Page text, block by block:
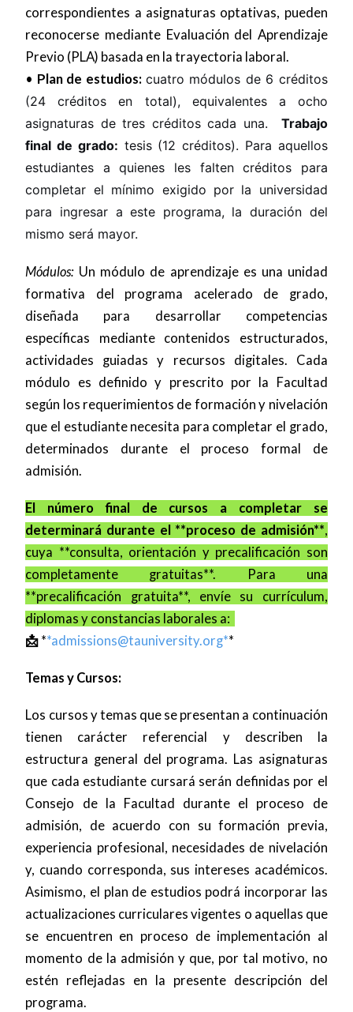
correspondientes a asignaturas optativas, pueden
reconocerse mediante Evaluación del Aprendizaje
Previo (PLA) basada en la trayectoria laboral.
• Plan de estudios: cuatro módulos de 6 créditos
(24 créditos en total), equivalentes a ocho
asignaturas de tres créditos cada una. Trabajo
final de grado: tesis (12 créditos). Para aquellos
estudiantes a quienes les falten créditos para
completar el mínimo exigido por la universidad
para ingresar a este programa, la duración del
mismo será mayor.
Módulos: Un módulo de aprendizaje es una unidad
formativa del programa acelerado de grado,
diseñada para desarrollar competencias
específicas mediante contenidos estructurados,
actividades guiadas y recursos digitales. Cada
módulo es definido y prescrito por la Facultad
según los requerimientos de formación y nivelación
que el estudiante necesita para completar el grado,
determinados durante el proceso formal de
admisión.
El número final de cursos a completar se
determinará durante el **proceso de admisión**,
cuya **consulta, orientación y precalificación son
completamente gratuitas**. Para una
**precalificación gratuita**, envíe su currículum,
diplomas y constancias laborales a:
📩 **admissions@tauniversity.org**
Temas y Cursos:
Los cursos y temas que se presentan a continuación
tienen carácter referencial y describen la
estructura general del programa. Las asignaturas
que cada estudiante cursará serán definidas por el
Consejo de la Facultad durante el proceso de
admisión, de acuerdo con su formación previa,
experiencia profesional, necesidades de nivelación
y, cuando corresponda, sus intereses académicos.
Asimismo, el plan de estudios podrá incorporar las
actualizaciones curriculares vigentes o aquellas que
se encuentren en proceso de implementación al
momento de la admisión y que, por tal motivo, no
estén reflejadas en la presente descripción del
programa.